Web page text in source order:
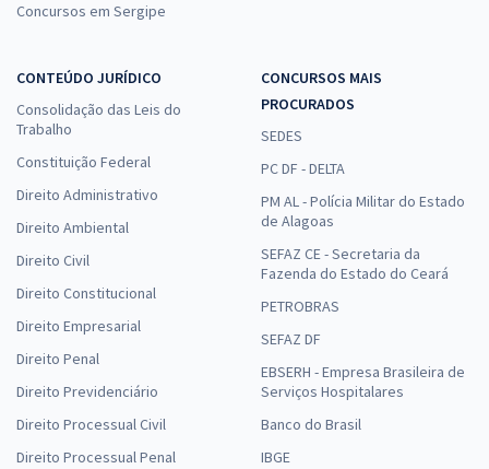
Concursos em Sergipe
CONTEÚDO JURÍDICO
Consolidação das Leis do
Trabalho
Constituição Federal
Direito Administrativo
Direito Ambiental
Direito Civil
Direito Constitucional
Direito Empresarial
Direito Penal
Direito Previdenciário
Direito Processual Civil
Direito Processual Penal
CONCURSOS MAIS
PROCURADOS
SEDES
PC DF - DELTA
PM AL - Polícia Militar do Estado
de Alagoas
SEFAZ CE - Secretaria da
Fazenda do Estado do Ceará
PETROBRAS
SEFAZ DF
EBSERH - Empresa Brasileira de
Serviços Hospitalares
Banco do Brasil
IBGE